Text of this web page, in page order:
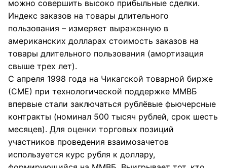
можно совершить высоко прибыльные сделки.
Индекс заказов на товары длительного
пользования – измеряет выраженную в
американских долларах стоимость заказов на
товары длительного пользования (амортизация
свыше трех лет).
С апреля 1998 года на Чикагской товарной бирже
(СМЕ) при технологической поддержке ММВБ
впервые стали заключаться рублёвые фьючерсные
контракты (номинал 500 тысяч рублей, срок шесть
месяцев). Для оценки торговых позиций
участников проведения взаимозачетов
используется курс рубля к доллару,